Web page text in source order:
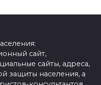
сайт,
сайты, адреса,
защиты населения, а